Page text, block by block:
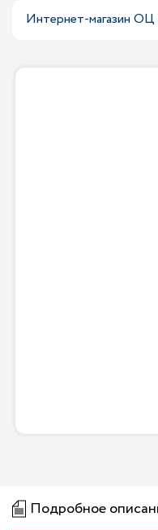
Интернет-магазин
Подробное